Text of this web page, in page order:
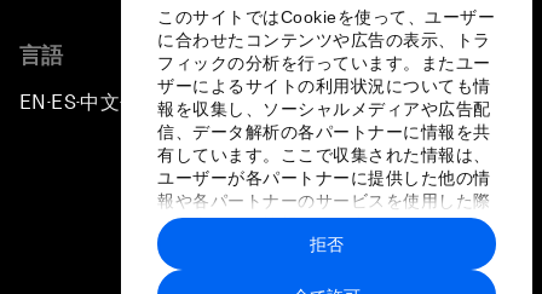
このサイトではCookieを使って、ユーザー
に合わせたコンテンツや広告の表示、トラ
フィックの分析を行っています。またユー
ザーによるサイトの利用状況についても情
報を収集し、ソーシャルメディアや広告配
信、データ解析の各パートナーに情報を共
有しています。ここで収集された情報は、
ユーザーが各パートナーに提供した他の情
報や各パートナーのサービスを使用した際
に収集された情報と組み合わされ、各パー
トナーによって使用されることがありま
す。
拒否
言語
EN ▪ ES▪中文▪ 日本語
プライバシーポリシーと利用規約